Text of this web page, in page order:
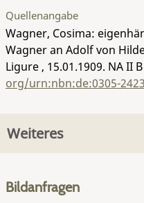
Quellenangabe
Wagner, Cosima:
Wagner an Adolf von
Ligure , 15.01.1909. NA II
org/urn:nbn:de:0305-
Weiteres
Bildanfragen